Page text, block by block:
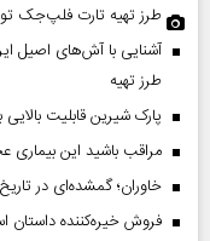
طرز تهیه تارت فلپ‌جک
آشنایی با آش‌های اصیل
طرز تهیه
پارک شیرین قابلیت‌
مراقب باشید این بیماری
خاوران؛ گمشده‌ای در
فروش خیره‌کننده داستان اسباب‌بازی ۵؛ بزرگ‌ترین